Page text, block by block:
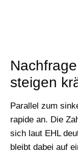
steigen
Parallel zum
rapide an. Die
sich laut EHL
bleibt dabei auf